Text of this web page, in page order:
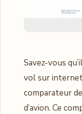
Savez-vous
vol sur
comparateur
d’avion. Ce